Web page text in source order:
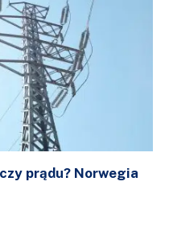
prądu? Norwegia